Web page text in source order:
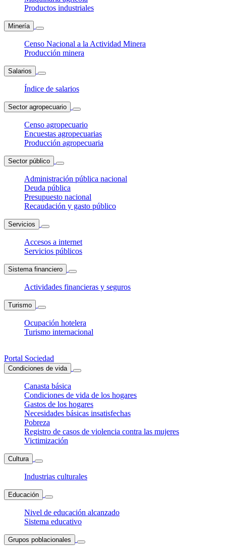
Productos industriales
Minería
Censo Nacional a la Actividad Minera
Producción minera
Salarios
Índice de salarios
Sector agropecuario
Censo agropecuario
Encuestas agropecuarias
Producción agropecuaria
Sector público
Administración pública nacional
Deuda pública
Presupuesto nacional
Recaudación y gasto público
Servicios
Accesos a internet
Servicios públicos
Sistema financiero
Actividades financieras y seguros
Turismo
Ocupación hotelera
Turismo internacional
Portal Sociedad
Condiciones de vida
Canasta básica
Condiciones de vida de los hogares
Gastos de los hogares
Necesidades básicas insatisfechas
Pobreza
Registro de casos de violencia contra las mujeres
Victimización
Cultura
Industrias culturales
Educación
Nivel de educación alcanzado
Sistema educativo
Grupos poblacionales